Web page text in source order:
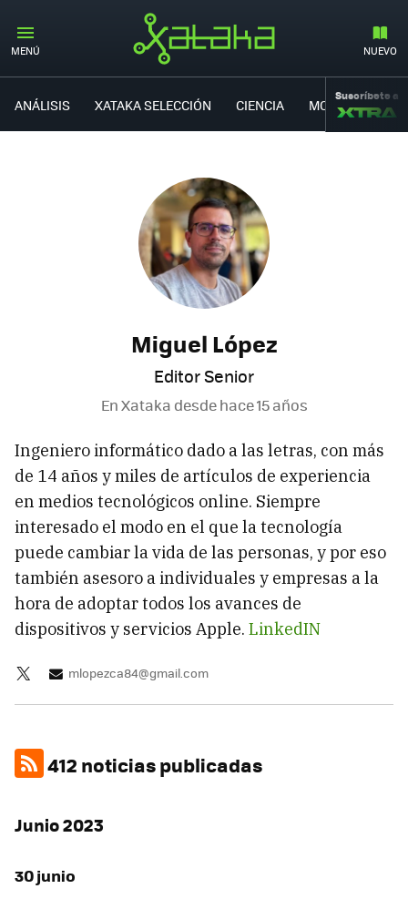
MENÚ NUEVO
ANÁLISIS XATAKA SELECCIÓN CIENCIA MOVILIDAD
Suscríbete a
Miguel López
Editor Senior
En Xataka desdehace 15 años
Ingeniero informático dado a las letras, con más
de 14 años y miles de artículos de experiencia
en medios tecnológicos online. Siempre
interesado el modo en el que la tecnología
puede cambiar la vida de las personas, y por eso
también asesoro a individuales y empresas a la
hora de adoptar todos los avances de
dispositivos y servicios Apple. LinkedIN
mlopezca84@gmail.com
412 noticias publicadas
Junio 2023
30 junio